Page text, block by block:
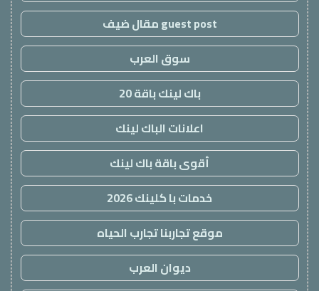
guest post مقال ضيف
سوق العرب
باك لينك باقة 20
اعلانات الباك لينك
أقوى باقة باك لينك
خدمات با كلينك 2026
موقع تجاربنا تجارب الحياه
ديوان العرب